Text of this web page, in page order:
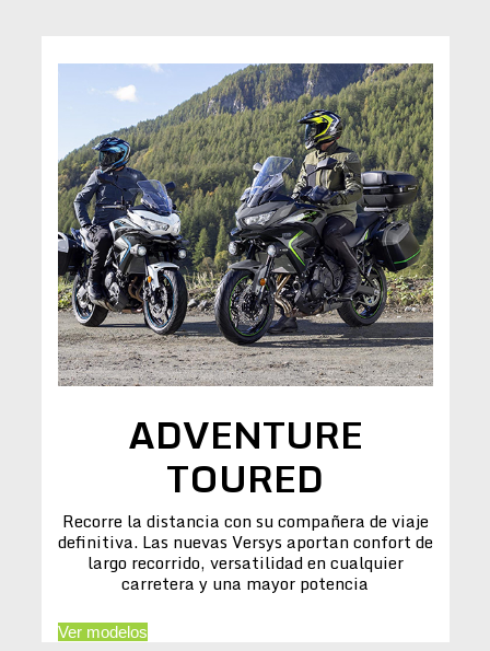
ADVENTURE
TOURED
Recorre la distancia con su compañera de viaje
definitiva. Las nuevas Versys aportan confort de
largo recorrido, versatilidad en cualquier
carretera y una mayor potencia
Ver modelos